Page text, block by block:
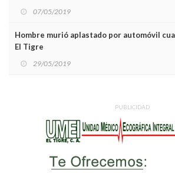
07/05/2019
Hombre murió aplastado por automóvil
El Tigre
29/05/2019
PUBLICIDAD